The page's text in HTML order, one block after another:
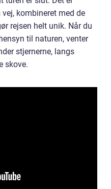
kombineret med de
rejsen helt unik. Når du
til naturen, venter
stjernerne, langs
skove.